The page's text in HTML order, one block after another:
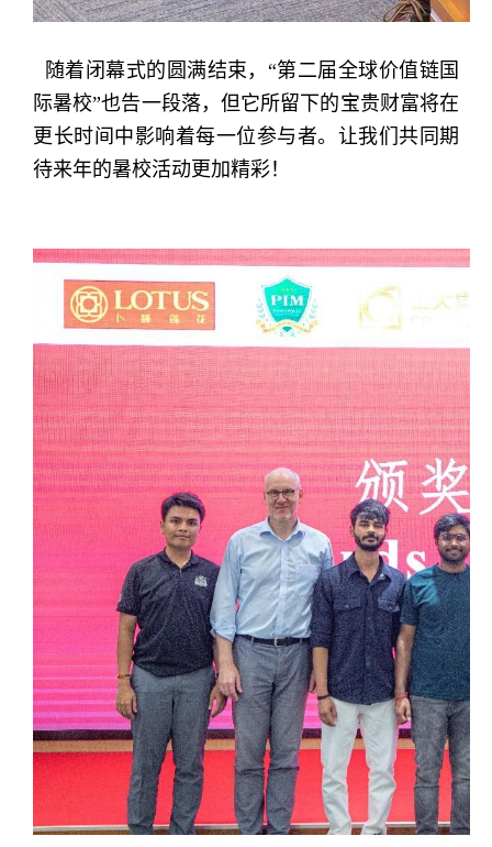
随着闭幕式的圆满结束，“第二届全球价值链国
际暑校”也告一段落，但它所留下的宝贵财富将在
更长时间中影响着每一位参与者。让我们共同期
待来年的暑校活动更加精彩！